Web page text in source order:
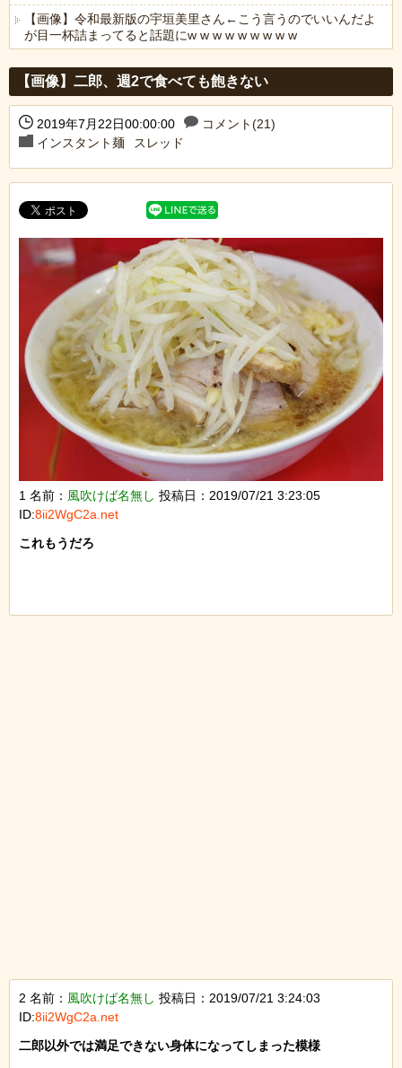
【画像】令和最新版の宇垣美里さん←こう言うのでいいんだよ
が目一杯詰まってると話題にw w w w w w w w w
【画像】二郎、週2で食べても飽きない
2019年7月22日00:00:00
コメント(21)
インスタント麺
スレッド
1 名前： 風吹けば名無し 投稿日：2019/07/21 3:23:05
ID:8ii2WgC2a.net
これもうだろ
2 名前： 風吹けば名無し 投稿日：2019/07/21 3:24:03
ID:8ii2WgC2a.net
二郎以外では満足できない身体になってしまった模様